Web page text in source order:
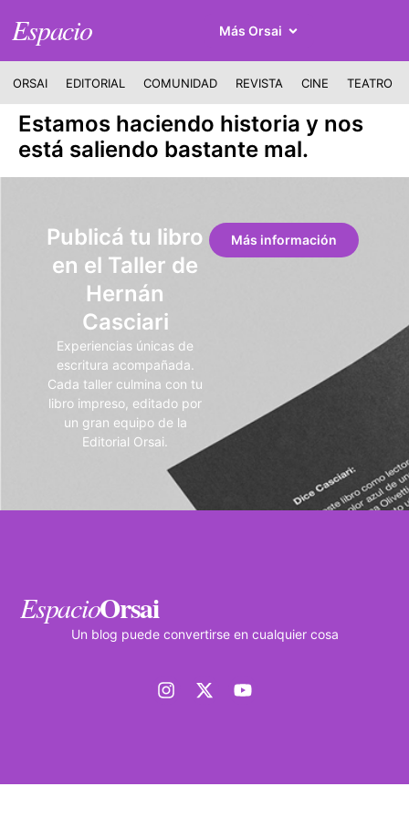
Espacio Más Orsai
ORSAI EDITORIAL COMUNIDAD REVISTA CINE TEATRO
Estamos haciendo historia y nos
está saliendo bastante mal.
Publicá tu libro
en el Taller de
Hernán
Casciari
Experiencias únicas de
escritura acompañada.
Cada taller culmina con tu
libro impreso, editado por
un gran equipo de la
Editorial Orsai.
Más información
EspacioOrsai
Un blog puede convertirse en cualquier cosa